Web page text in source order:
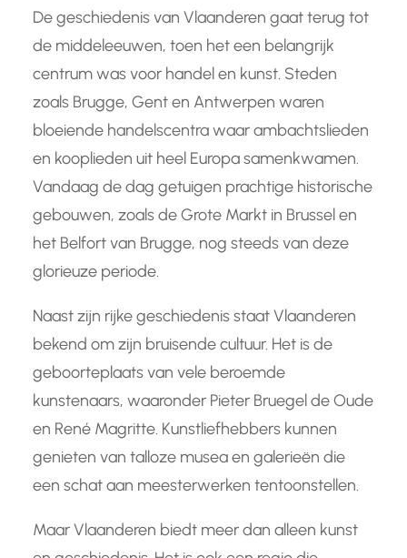
De geschiedenis van Vlaanderen gaat terug tot
de middeleeuwen, toen het een belangrijk
centrum was voor handel en kunst. Steden
zoals Brugge, Gent en Antwerpen waren
bloeiende handelscentra waar ambachtslieden
en kooplieden uit heel Europa samenkwamen.
Vandaag de dag getuigen prachtige historische
gebouwen, zoals de Grote Markt in Brussel en
het Belfort van Brugge, nog steeds van deze
glorieuze periode.
Naast zijn rijke geschiedenis staat Vlaanderen
bekend om zijn bruisende cultuur. Het is de
geboorteplaats van vele beroemde
kunstenaars, waaronder Pieter Bruegel de Oude
en René Magritte. Kunstliefhebbers kunnen
genieten van talloze musea en galerieën die
een schat aan meesterwerken tentoonstellen.
Maar Vlaanderen biedt meer dan alleen kunst